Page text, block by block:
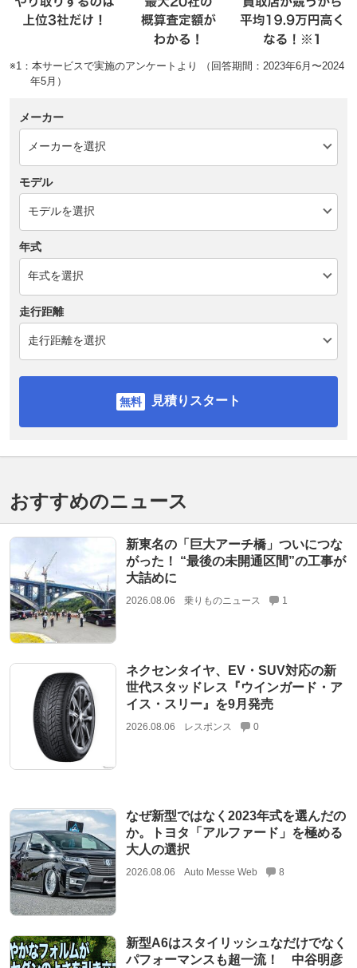
※1：本サービスで実施のアンケートより （回答期間：2023年6月〜2024
年5月）
メーカー
モデル
年式
走行距離
見積りスタート
おすすめのニュース
新東名の「巨大アーチ橋」ついにつな
がった！ “最後の未開通区間”の工事が
大詰めに
2026.08.06 乗りものニュース 1
ネクセンタイヤ、EV・SUV対応の新
世代スタッドレス『ウインガード・ア
イス・スリー』を9月発売
2026.08.06 レスポンス 0
なぜ新型ではなく2023年式を選んだの
か。トヨタ「アルファード」を極める
大人の選択
2026.08.06 Auto Messe Web 8
新型A6はスタイリッシュなだけでなく
パフォーマンスも超一流！ 中谷明彦